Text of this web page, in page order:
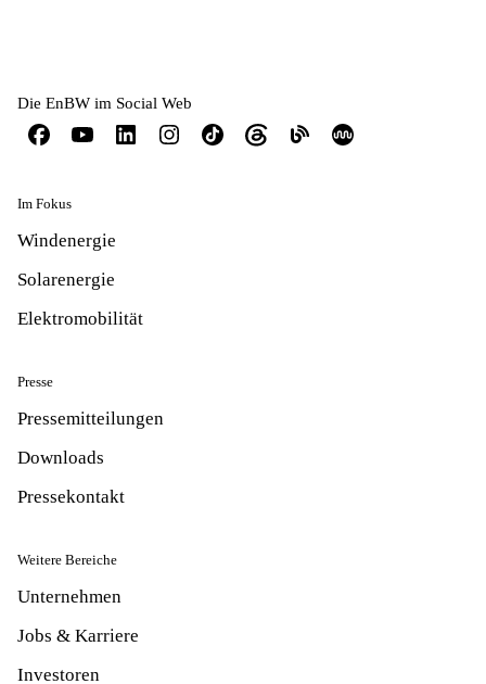
Die EnBW im Social Web
Im Fokus
Windenergie
Solarenergie
Elektromobilität
Presse
Pressemitteilungen
Downloads
Pressekontakt
Weitere Bereiche
Unternehmen
Jobs & Karriere
Investoren